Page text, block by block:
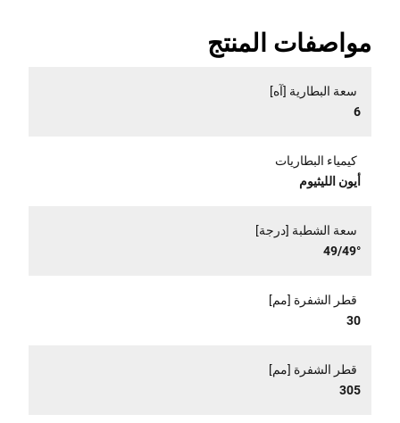
مواصفات المنتج
سعة البطارية [آه]
6
كيمياء البطاريات
أيون الليثيوم
سعة الشطبة [درجة]
49/49°
قطر الشفرة [مم]
30
قطر الشفرة [مم]
305